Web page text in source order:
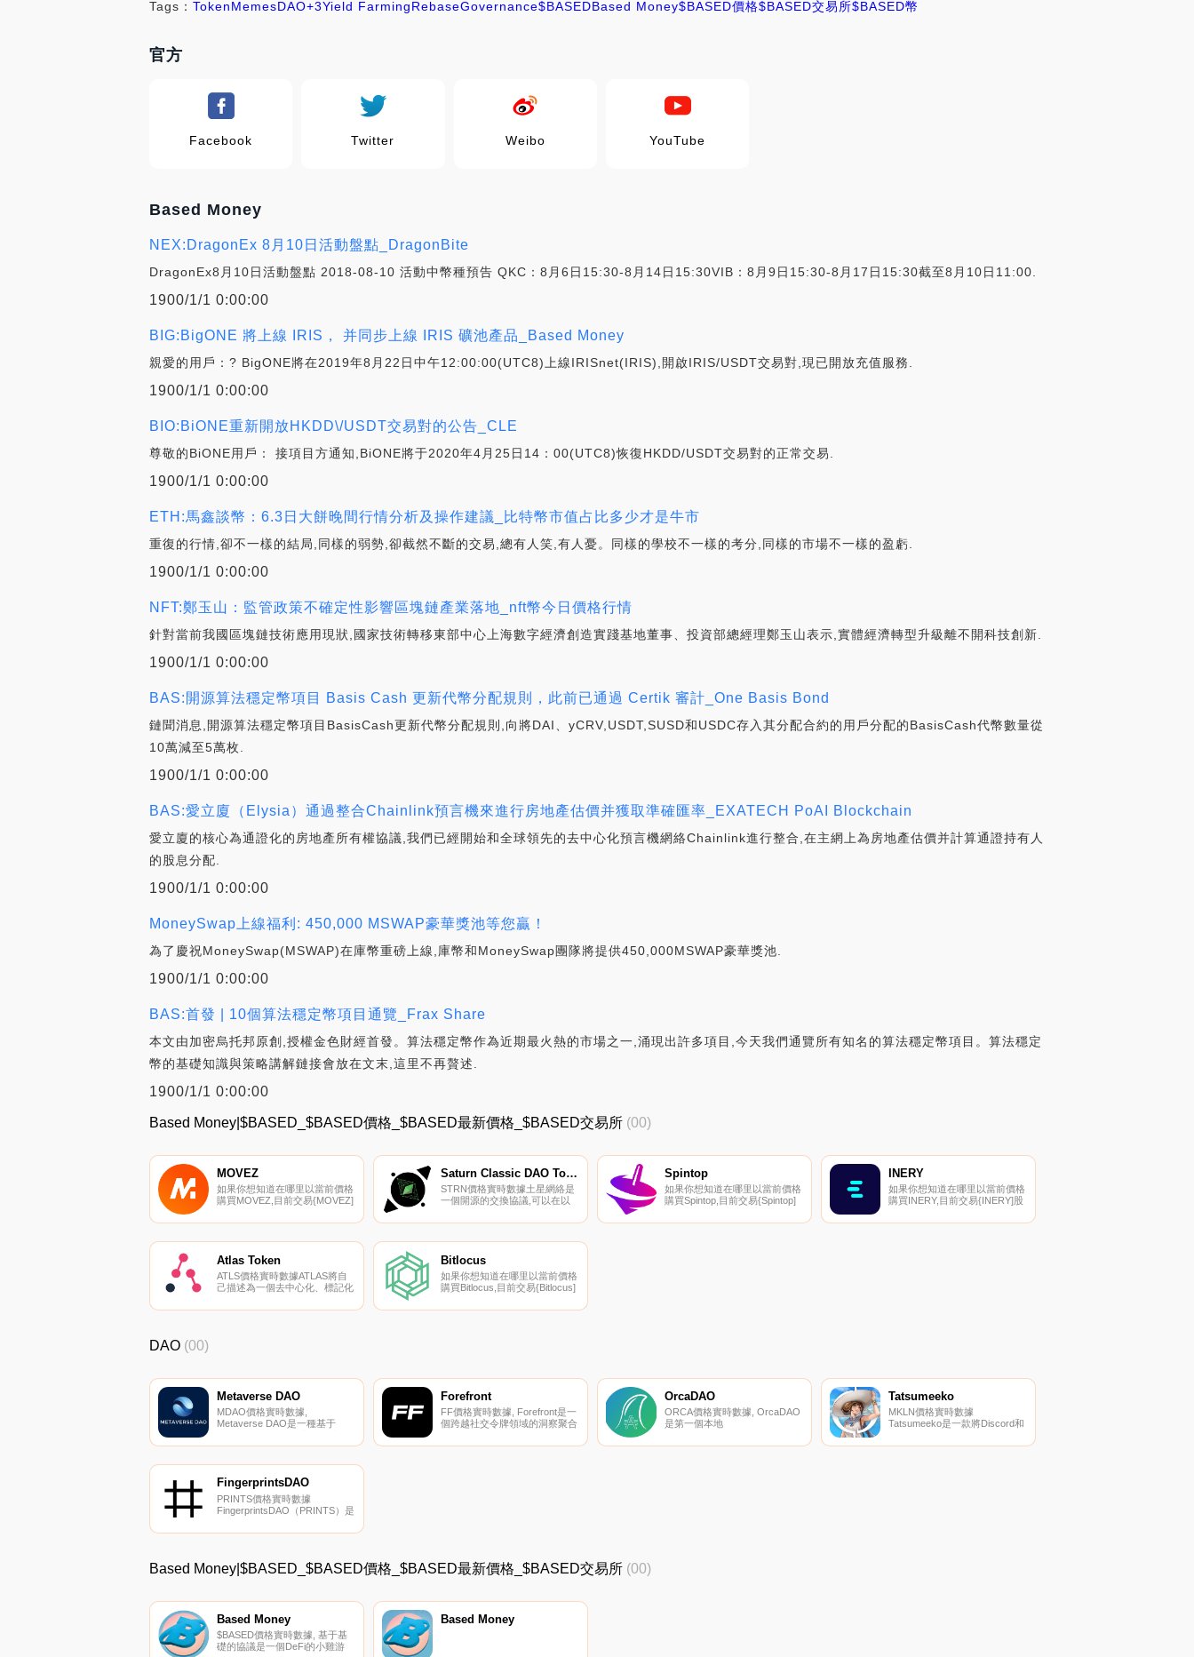
Tags： TokenMemesDAO+3Yield FarmingRebaseGovernance$BASEDBased Money$BASED價格$BASED交易所$BASED幣
官方
Facebook Twitter Weibo YouTube
Based Money
NEX:DragonEx 8月10日活動盤點_DragonBite
DragonEx8月10日活動盤點 2018-08-10 活動中幣種預告 QKC：8月6日15:30-8月14日15:30VIB：8月9日15:30-8月17日15:30截至8月10日11:00.
1900/1/1 0:00:00
BIG:BigONE 將上線 IRIS， 并同步上線 IRIS 礦池產品_Based Money
親愛的用戶：? BigONE將在2019年8月22日中午12:00:00(UTC8)上線IRISnet(IRIS),開啟IRIS/USDT交易對,現已開放充值服務.
1900/1/1 0:00:00
BIO:BiONE重新開放HKDD\/USDT交易對的公告_CLE
尊敬的BiONE用戶： 接項目方通知,BiONE將于2020年4月25日14：00(UTC8)恢復HKDD/USDT交易對的正常交易.
1900/1/1 0:00:00
ETH:馬鑫談幣：6.3日大餅晚間行情分析及操作建議_比特幣市值占比多少才是牛市
重復的行情,卻不一樣的結局,同樣的弱勢,卻截然不斷的交易,總有人笑,有人憂。同樣的學校不一樣的考分,同樣的市場不一樣的盈虧.
1900/1/1 0:00:00
NFT:鄭玉山：監管政策不確定性影響區塊鏈產業落地_nft幣今日價格行情
針對當前我國區塊鏈技術應用現狀,國家技術轉移東部中心上海數字經濟創造實踐基地董事、投資部總經理鄭玉山表示,實體經濟轉型升級離不開科技創新.
1900/1/1 0:00:00
BAS:開源算法穩定幣項目 Basis Cash 更新代幣分配規則，此前已通過 Certik 審計_One Basis Bond
鏈聞消息,開源算法穩定幣項目BasisCash更新代幣分配規則,向將DAI、yCRV,USDT,SUSD和USDC存入其分配合約的用戶分配的BasisCash代幣數量從
10萬減至5萬枚.
1900/1/1 0:00:00
BAS:愛立廈（Elysia）通過整合Chainlink預言機來進行房地產估價并獲取準確匯率_EXATECH PoAI Blockchain
愛立廈的核心為通證化的房地產所有權協議,我們已經開始和全球領先的去中心化預言機網絡Chainlink進行整合,在主網上為房地產估價并計算通證持有人
的股息分配.
1900/1/1 0:00:00
MoneySwap上線福利: 450,000 MSWAP豪華獎池等您贏！
為了慶祝MoneySwap(MSWAP)在庫幣重磅上線,庫幣和MoneySwap團隊將提供450,000MSWAP豪華獎池.
1900/1/1 0:00:00
BAS:首發 | 10個算法穩定幣項目通覽_Frax Share
本文由加密烏托邦原創,授權金色財經首發。算法穩定幣作為近期最火熱的市場之一,涌現出許多項目,今天我們通覽所有知名的算法穩定幣項目。算法穩定
幣的基礎知識與策略講解鏈接會放在文末,這里不再贅述.
1900/1/1 0:00:00
Based Money|$BASED_$BASED價格_$BASED最新價格_$BASED交易所 (00)
MOVEZ
如果你想知道在哪里以當前價格
購買MOVEZ,目前交易{MOVEZ]
OKX、ByMOVEZt、Bitget、
到其他列表.
Saturn Classic DAO Token
STRN價格實時數據土星網絡是
一個開源的交換協議,可以在以
任何資產的代幣交易。智能合約
金的控制。該協議旨在抵御審
查,STRN是一種代幣,賦予持有
者通過DAO對ETC上的所有操
作管理協議的投票權.
Spintop
如果你想知道在哪里以當前價格
購買Spintop,目前交易{Spintop]
PancakeSwap（V2）。您可以
INERY
如果你想知道在哪里以當前價格
購買INERY,目前交易{INERY]股
SuperEx、BitMart、HuoINR和
Atlas Token
ATLS價格實時數據ATLAS將自
己描述為一個去中心化、標記化
新分配到消費者、內容創作者和
Bitlocus
如果你想知道在哪里以當前價格
購買Bitlocus,目前交易{Bitlocus]
Gate.io和
DAO (00)
Metaverse DAO
MDAO價格實時數據,
Metaverse DAO是一種基于
{Metaverse DAO]提供擔保和支
定,Metaverse DAO將使用算法
儲備貨幣算法,并將得到其他去
中心化資產的支持.
Forefront
FF價格實時數據, Forefront是一
個跨越社交令牌領域的洞察聚合
建的,用于幫助管理資源、數據
OrcaDAO
ORCA價格實時數據, OrcaDAO
是第一個本地
Governance代幣（ORCA）對,
Tatsumeeko
MKLN價格實時數據
Tatsumeeko是一款將Discord和
世界的MMORPG游戲.
FingerprintsDAO
PRINTS價格實時數據
FingerprintsDAO（PRINTS）是
運行。FingerprintsDAO目前的
已知價格為12.18457925美元,在
過去24小時內上漲了0.00.
Based Money|$BASED_$BASED價格_$BASED最新價格_$BASED交易所 (00)
Based Money
$BASED價格實時數據, 基于基
礎的協議是一個DeFi的小雞游
Based Money